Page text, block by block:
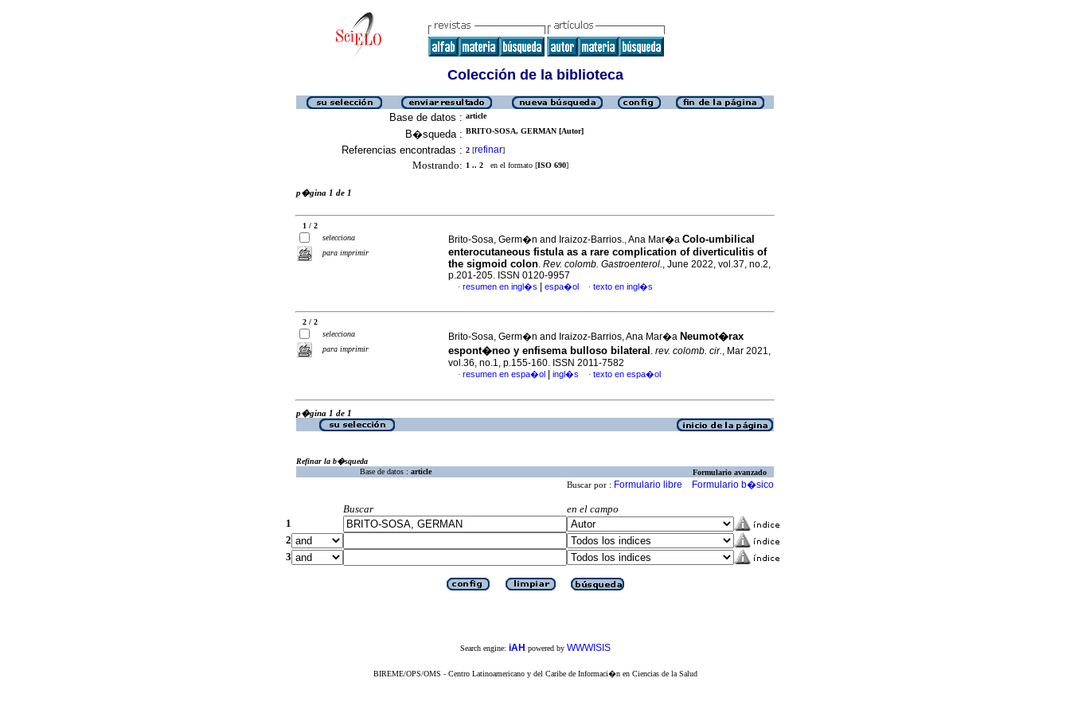
Colección de la biblioteca
Base de datos : article
B�squeda : BRITO-SOSA, GERMAN [Autor]
Referencias encontradas : 2 [refinar]
Mostrando: 1 .. 2 en el formato [ISO 690]
p�gina 1 de 1
1 / 2
selecciona
para imprimir
Brito-Sosa, Germ�n and Iraizoz-Barrios., Ana Mar�a Colo-umbilical
enterocutaneous fistula as a rare complication of diverticulitis of
the sigmoid colon. Rev. colomb. Gastroenterol., June 2022, vol.37, no.2,
p.201-205. ISSN 0120-9957
· resumen en ingl�s espa�ol · texto en ingl�s
2 / 2
selecciona
para imprimir
Brito-Sosa, Germ�n and Iraizoz-Barrios, Ana Mar�a Neumot�rax
espont�neo y enfisema bulloso bilateral . rev. colomb. cir., Mar 2021,
vol.36, no.1, p.155-160. ISSN 2011-7582
· resumen en espa�ol ingl�s · texto en espa�ol
p�gina 1 de 1
Refinar la b�squeda
Base de datos : article Formulario avanzado
Buscar por : Formulario libre Formulario b�sico
Buscar
en el campo
1
2
3
Search engine: iAH powered by WWWISIS
BIREME/OPS/OMS - Centro Latinoamericano y del Caribe de Informaci�n en Ciencias de la Salud